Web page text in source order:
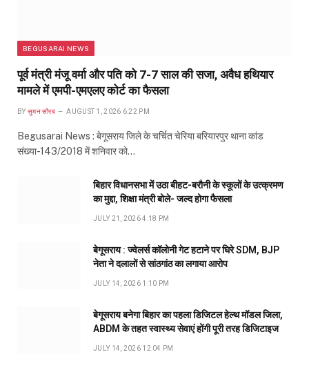
BEGUSARAI NEWS
पूर्व मंत्री मंजू वर्मा और पति को 7-7 साल की सजा, अवैध हथियार
मामले में एमपी-एमएलए कोर्ट का फैसला
BY सुमन सौरब AUGUST 1, 2026 6:22 PM
Begusarai News : बेगूसराय जिले के चर्चित चेरिया बरियारपुर थाना कांड
संख्या-143/2018 में शनिवार को…
बिहार विधानसभा में उठा बीहट-बरौनी के स्कूलों के उत्क्रमण
का मुद्दा, शिक्षा मंत्री बोले- जल्द होगा फैसला
JULY 21, 2026 4:18 PM
बेगूसराय : ज्वेलर्स कॉलोनी गेट हटाने पर घिरे SDM, BJP
नेता ने दलालों से सांठगांठ का लगाया आरोप
JULY 14, 2026 1:10 PM
बेगूसराय बनेगा बिहार का पहला डिजिटल हेल्थ मॉडल जिला,
ABDM के तहत स्वास्थ्य सेवाएं होंगी पूरी तरह डिजिटाइज
JULY 14, 2026 12:04 PM